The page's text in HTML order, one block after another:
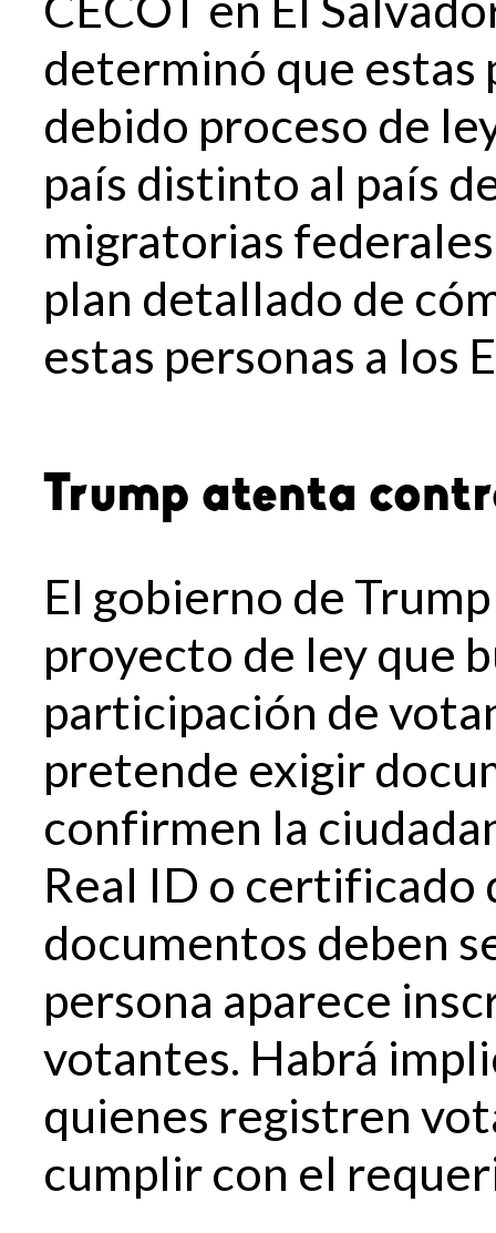
determinó que estas
debido proceso de
país distinto al país
migratorias
plan detallado de
estas personas a los
Trump atenta
El gobierno de
proyecto de ley que
participación de
pretende exigir
confirmen la
Real ID o certificado
documentos deben
persona aparece
votantes. Habrá
quienes registren
cumplir con el